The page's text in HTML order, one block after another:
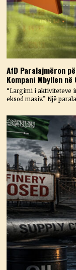
AfD Paralajmëron
Kompani Mbyllen në
“Largimi i aktiviteteve
eksod masiv.” Një